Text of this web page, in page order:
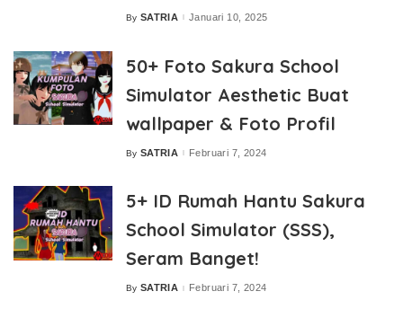
Posted
By SATRIA Januari 10, 2025
50+ Foto Sakura School
Simulator Aesthetic Buat
wallpaper & Foto Profil
Posted
By SATRIA Februari 7, 2024
5+ ID Rumah Hantu Sakura
School Simulator (SSS),
Seram Banget!
Posted
By SATRIA Februari 7, 2024